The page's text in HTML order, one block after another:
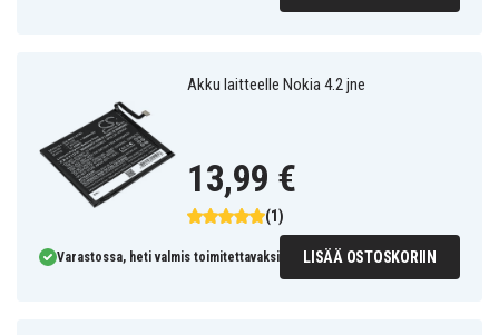
Akku laitteelle Nokia 4.2 jne
(1)
13,99 €
Varastossa, heti valmis toimitettavaksi LISÄÄ OSTOSKORIIN